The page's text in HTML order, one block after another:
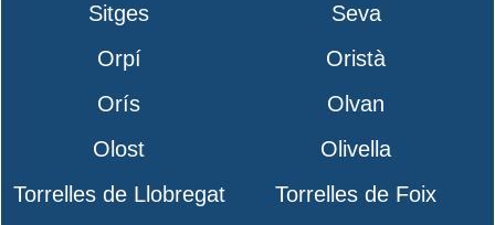
Sitges
Seva
Orpí
Oristà
Orís
Olvan
Olost
Olivella
Torrelles de Llobregat
Torrelles de Foix